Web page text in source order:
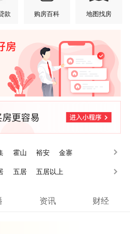
款 购房百科 地图找房
霍山 裕安 金寨
五居 五居以上
资讯 财经